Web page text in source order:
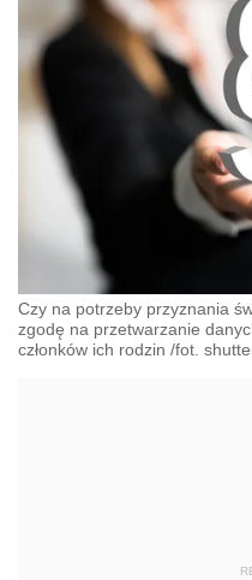
Czy na potrzeby przyznania
zgodę na przetwarzanie
członków ich rodzin /fot.